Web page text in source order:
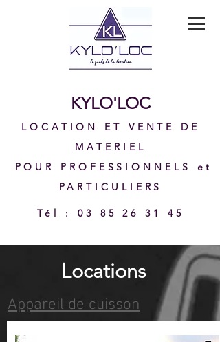
KYLO'LOC
LOCATION ET VENTE DE
MATERIEL
POUR PROFESSIONNELS et
PARTICULIERS
Tél : 03 85 26 31 45
Locations
Appareil de cuisson